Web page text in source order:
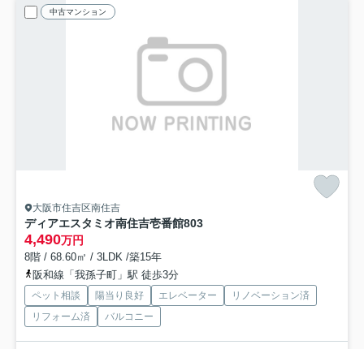
中古マンション
大阪市住吉区南住吉
ディアエスタミオ南住吉壱番館803
4,490万円
8階 / 68.60㎡ / 3LDK /築15年
阪和線「我孫子町」駅 徒歩3分
ペット相談 陽当り良好 エレベーター
リノベーション済
リフォーム済
バルコニー